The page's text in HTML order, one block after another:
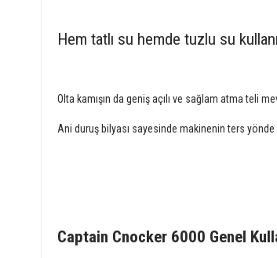
Hem tatlı su hemde tuzlu su
Olta kamışın da geniş açılı ve sağlam atma teli
Ani duruş bilyası sayesinde makinenin ters
Captain Cnocker 6000 Genel